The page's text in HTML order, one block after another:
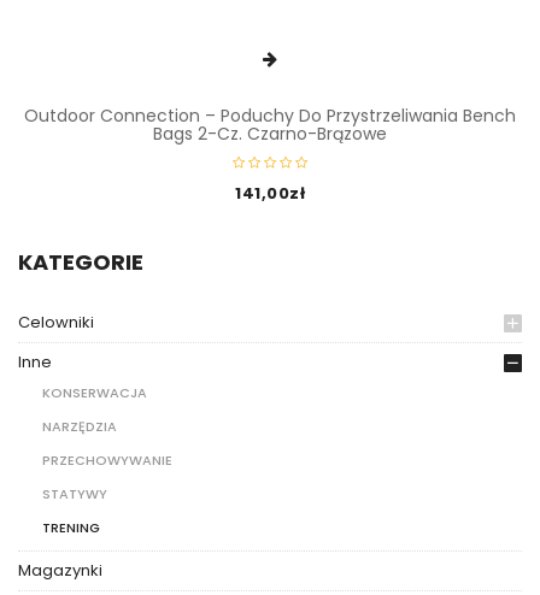
KATEGORIE
Celowniki
Inne
KONSERWACJA
NARZĘDZIA
PRZECHOWYWANIE
STATYWY
TRENING
Magazynki
Outdoor Connection – Poduchy Do Przystrzeliwania Bench
Bags 2-Cz. Czarno-Brązowe
141,00zł